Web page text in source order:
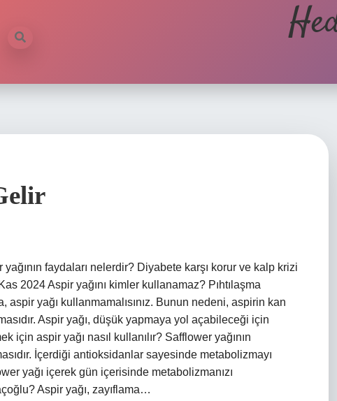
faydaları nelerdir? Diyabete karşı korur ve kalp krizi
2024 Aspir yağını kimler kullanamaz? Pıhtılaşma
aspir yağı kullanmamalısınız. Bunun nedeni, aspirin kan
Aspir yağı, düşük yapmaya yol açabileceği için
için aspir yağı nasıl kullanılır? Safflower yağının
İçerdiği antioksidanlar sayesinde metabolizmayı
yağı içerek gün içerisinde metabolizmanızı
Aspir yağı, zayıflama…